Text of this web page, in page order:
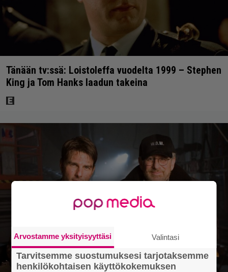
Tänään tv:ssä: Loistoleffa vuodelta 1999 – Stephen
King ja Tom Hanks laadun takeina
Arvostamme yksityisyyttäsi Valintasi
Tarvitsemme suostumuksesi tarjotaksemme
henkilökohtaisen käyttökokemuksen